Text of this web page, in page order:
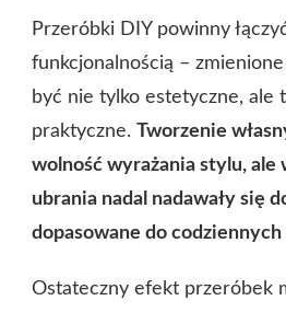
Przeróbki DIY powinny
funkcjonalnością –
być nie tylko estetyczne, ale
praktyczne.
Tworzenie
wolność wyrażania stylu, ale
ubrania nadal nadawały się
dopasowane do
Ostateczny efekt przeróbek